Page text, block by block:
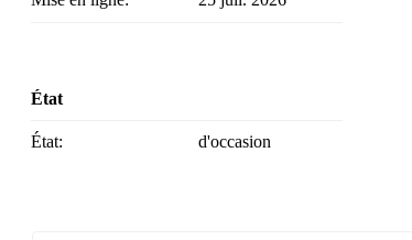
État
État: d'occasion